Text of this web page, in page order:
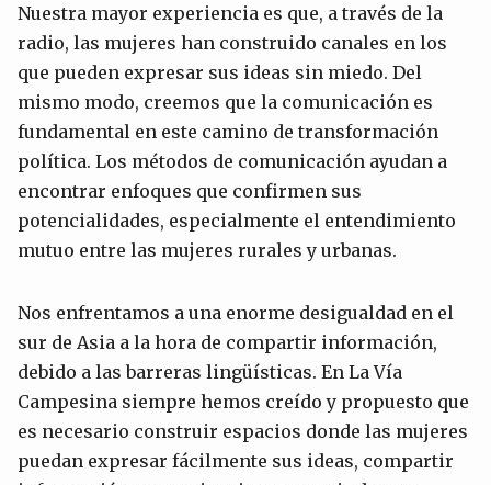
Nuestra mayor experiencia es que, a través de la
radio, las mujeres han construido canales en los
que pueden expresar sus ideas sin miedo. Del
mismo modo, creemos que la comunicación es
fundamental en este camino de transformación
política. Los métodos de comunicación ayudan a
encontrar enfoques que confirmen sus
potencialidades, especialmente el entendimiento
mutuo entre las mujeres rurales y urbanas.
Nos enfrentamos a una enorme desigualdad en el
sur de Asia a la hora de compartir información,
debido a las barreras lingüísticas. En La Vía
Campesina siempre hemos creído y propuesto que
es necesario construir espacios donde las mujeres
puedan expresar fácilmente sus ideas, compartir